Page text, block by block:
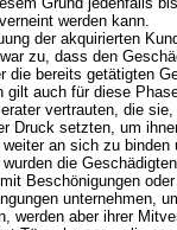
werden kann.
der akquirierten
zu, dass den
die bereits getätigten
auch für diese
vertrauten, die
Druck setzten, um
an sich zu
die
Beschönigungen
unternehmen,
werden aber ihrer